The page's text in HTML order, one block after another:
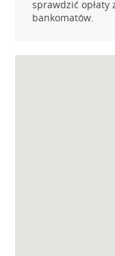
sprawdzić opłaty
bankomatów.